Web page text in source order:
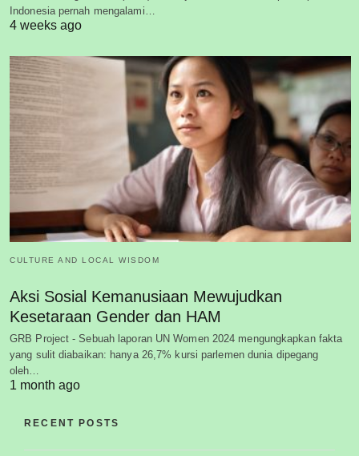
Indonesia pernah mengalami…
4 weeks ago
CULTURE AND LOCAL WISDOM
Aksi Sosial Kemanusiaan Mewujudkan
Kesetaraan Gender dan HAM
GRB Project - Sebuah laporan UN Women 2024 mengungkapkan fakta
yang sulit diabaikan: hanya 26,7% kursi parlemen dunia dipegang
oleh…
1 month ago
RECENT POSTS